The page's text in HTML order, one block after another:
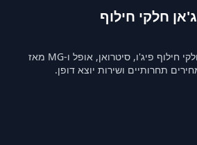
ג'אן חלקי חילוף
השותף המהימן שלכם לחלקי חילוף פיג'ו, סיטרואן, אופל ו-MG מאז